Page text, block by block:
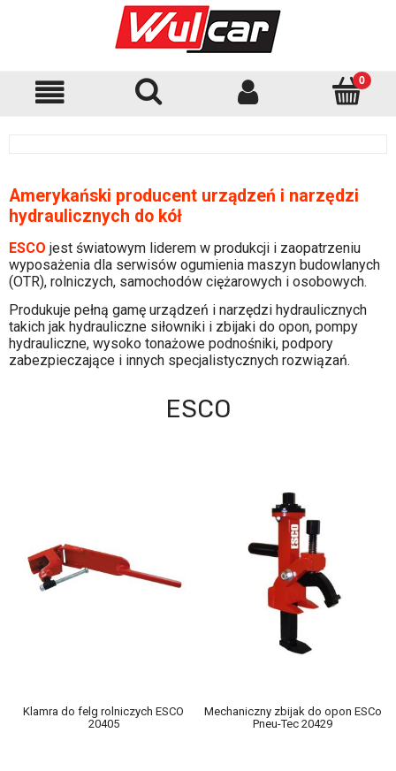
Amerykański producent urządzeń i narzędzi
hydraulicznych do kół
ESCO jest światowym liderem w produkcji i zaopatrzeniu
wyposażenia dla serwisów ogumienia maszyn budowlanych
(OTR), rolniczych, samochodów ciężarowych i osobowych.
Produkuje pełną gamę urządzeń i narzędzi hydraulicznych
takich jak hydrauliczne siłowniki i zbijaki do opon, pompy
hydrauliczne, wysoko tonażowe podnośniki, podpory
zabezpieczające i innych specjalistycznych rozwiązań.
ESCO
Klamra do felg rolniczych ESCO
20405
Mechaniczny zbijak do opon ESCo
Pneu-Tec 20429